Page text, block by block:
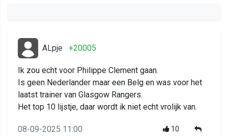
ALpje +20005
Ik zou echt voor Philippe Clement gaan.
Is geen Nederlander maar een Belg en was voor het
laatst trainer van Glasgow Rangers.
Het top 10 lijstje, daar wordt ik niet echt vrolijk van.
08-09-2025 11:00 10